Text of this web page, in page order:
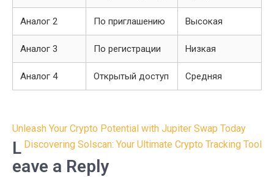
Аналог 2 По приглашению Высокая
Аналог 3 По регистрации Низкая
Аналог 4 Открытый доступ Средняя
Post
navigation
Unleash Your Crypto Potential with Jupiter Swap Today
Discovering Solscan: Your Ultimate Crypto Tracking Tool
L
eave a Reply